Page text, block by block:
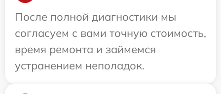
После полной диагностики мы
согласуем с вами точную стоимость,
время ремонта и займемся
устранением неполадок.